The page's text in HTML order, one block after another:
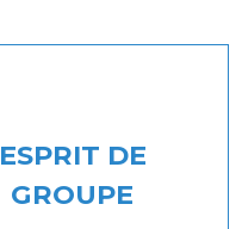
ESPRIT DE
GROUPE